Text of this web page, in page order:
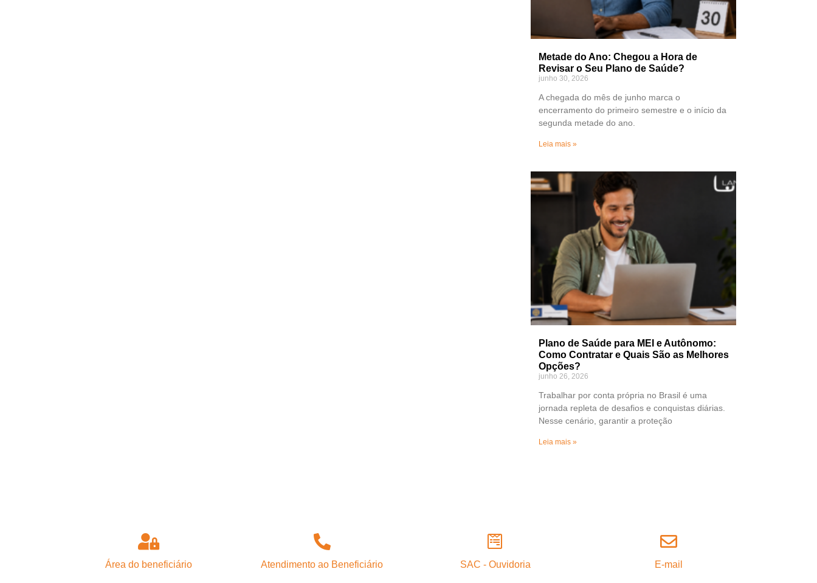
Metade do Ano: Chegou a Hora de
Revisar o Seu Plano de Saúde?
junho 30, 2026
A chegada do mês de junho marca o
encerramento do primeiro semestre e o início da
segunda metade do ano.
Leia mais »
Plano de Saúde para MEI e Autônomo:
Como Contratar e Quais São as Melhores
Opções?
junho 26, 2026
Trabalhar por conta própria no Brasil é uma
jornada repleta de desafios e conquistas diárias.
Nesse cenário, garantir a proteção
Leia mais »
Área do beneficiário Atendimento ao Beneficiário SAC - Ouvidoria E-mail